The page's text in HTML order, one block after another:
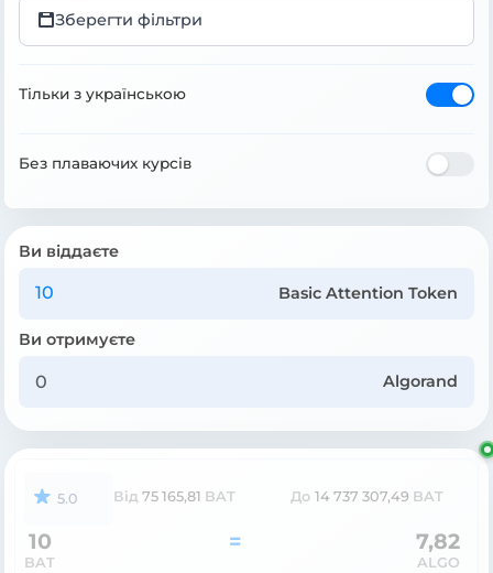
Зберегти фільтри
Тільки з українською
Без плаваючих курсів
Ви віддаєте
Basic Attention Token
Ви отримуєте
Algorand
5.0 Від 75 165,81 BAT До 14 737 307,49 BAT
10
BAT
= 7,82
ALGO